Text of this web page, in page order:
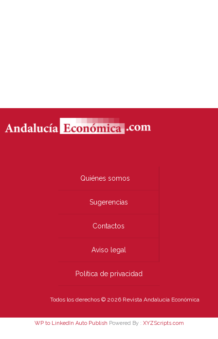
Quiénes somos
Sugerencias
Contactos
Aviso legal
Política de privacidad
Todos los derechos © 2026 Revista Andalucía Económica
WP to LinkedIn Auto Publish Powered By : XYZScripts.com